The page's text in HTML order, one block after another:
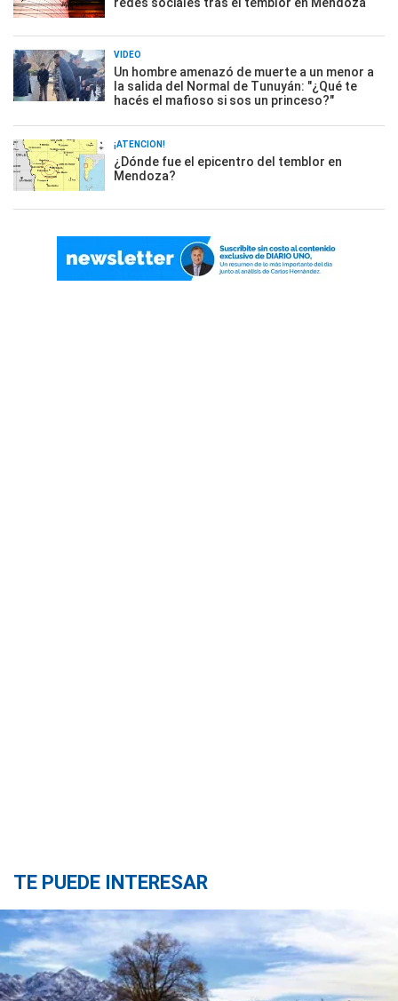
VIDEO
Un hombre amenazó de muerte a un menor a
la salida del Normal de Tunuyán: "¿Qué te
hacés el mafioso si sos un princeso?"
¡ATENCIÓN!
¿Dónde fue el epicentro del temblor en
Mendoza?
TE PUEDE INTERESAR